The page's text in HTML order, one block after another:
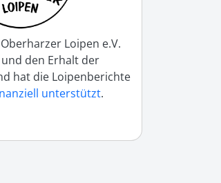
Loipen e.V.
den Erhalt der
hat die Loipenberichte
unterstützt.